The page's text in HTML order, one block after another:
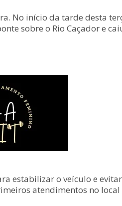
No início da tarde desta
sobre o Rio Caçador e
estabilizar o veículo e
atendimentos no local